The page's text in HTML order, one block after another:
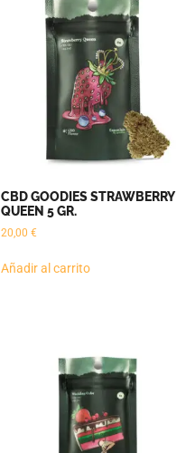
CBD GOODIES STRAWBERRY
QUEEN 5 GR.
20,00 €
Añadir al carrito